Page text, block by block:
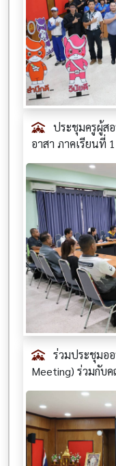
ประชุมครูผู้ส
อาสา ภาคเรียนที่
ร่วมประชุมอ
Meeting) ร่วมกับ